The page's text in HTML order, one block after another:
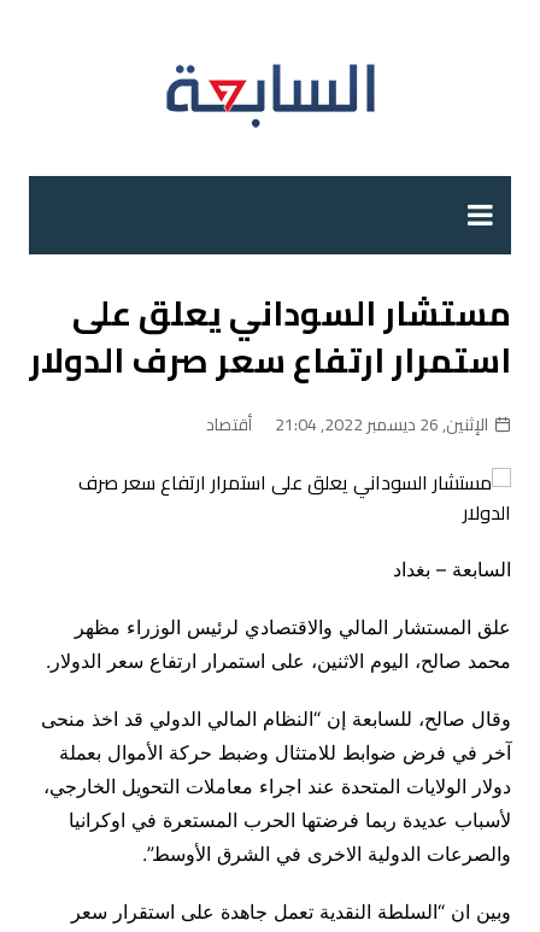
مستشار السوداني يعلق على
استمرار ارتفاع سعر صرف الدولار
الإثنين, 26 ديسمبر 2022, 21:04 أقتصاد
السابعة – بغداد
علق المستشار المالي والاقتصادي لرئيس الوزراء مظهر
محمد صالح، اليوم الاثنين، على استمرار ارتفاع سعر الدولار.
وقال صالح، للسابعة إن “النظام المالي الدولي قد اخذ منحى
آخر في فرض ضوابط للامتثال وضبط حركة الأموال بعملة
دولار الولايات المتحدة عند اجراء معاملات التحويل الخارجي،
لأسباب عديدة ربما فرضتها الحرب المستعرة في اوكرانيا
والصرعات الدولية الاخرى في الشرق الأوسط”.
وبين ان “السلطة النقدية تعمل جاهدة على استقرار سعر